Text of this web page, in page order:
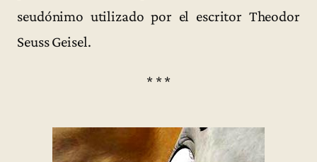
seudónimo utilizado por el escritor Theodor
Seuss Geisel.
* * *